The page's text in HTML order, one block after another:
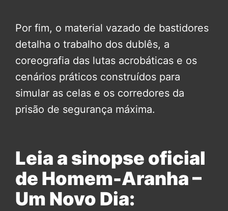
Por fim, o material vazado de bastidores
detalha o trabalho dos dublês, a
coreografia das lutas acrobáticas e os
cenários práticos construídos para
simular as celas e os corredores da
prisão de segurança máxima.
Leia a sinopse oficial
de Homem-Aranha –
Um Novo Dia: